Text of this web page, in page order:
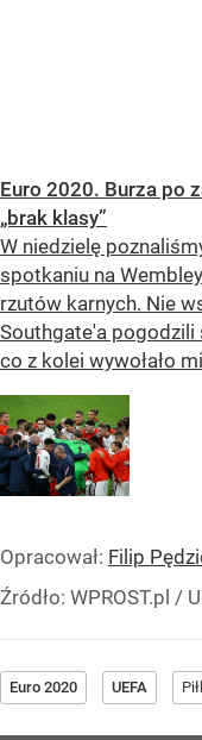
Euro 2020. Burza po
„brak klasy”
W niedzielę
spotkaniu na
rzutów karnych. Nie
Southgate'a pogodzili
co z kolei wywołało
Opracował: Filip
Źródło: WPROST.pl /
Euro 2020 UEFA